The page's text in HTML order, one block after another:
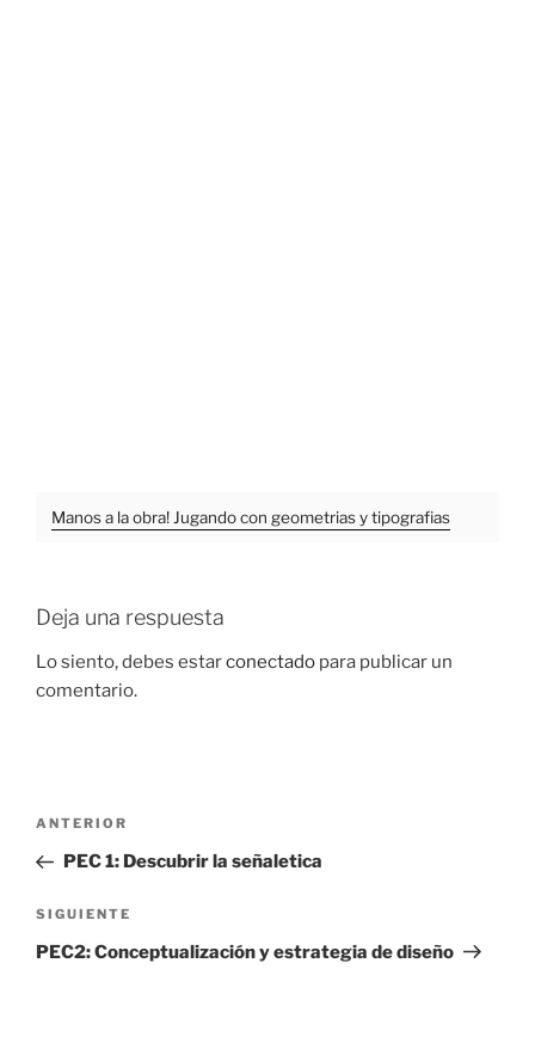
Manos a la obra! Jugando con geometrias y tipografias
Deja una respuesta
Lo siento, debes estarconectado para publicar un
comentario.
Navegación
entradas
Entrada
anterior:
ANTERIOR
PEC 1: Descubrir la señaletica
Siguiente
entrada
SIGUIENTE
PEC2: Conceptualización y estrategia de diseño